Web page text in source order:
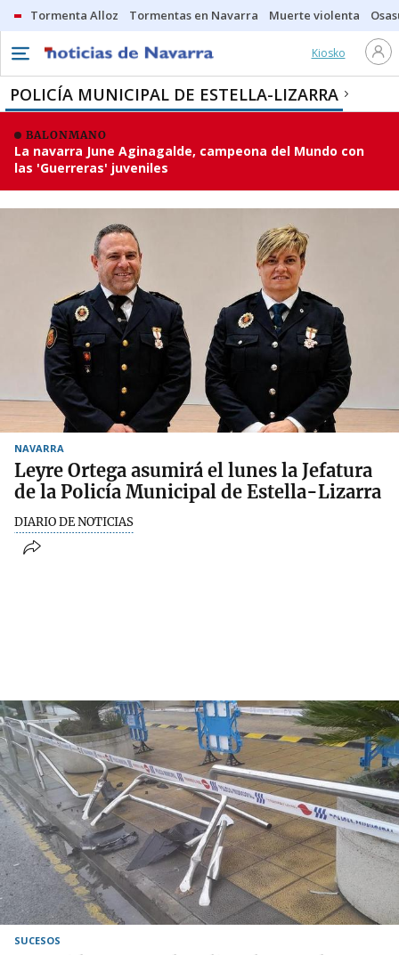
Tormenta Alloz Tormentas en Navarra Muerte violenta
Kiosko
POLICÍA MUNICIPAL DE ESTELLA-LIZARRA
BALONMANO
La navarra June Aginagalde, campeona del Mundo con
las 'Guerreras' juveniles
NAVARRA
Leyre Ortega asumirá el lunes la Jefatura
de la Policía Municipal de Estella-Lizarra
DIARIO DE NOTICIAS
SUCESOS